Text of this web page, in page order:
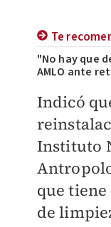
Te
"No hay que
AMLO ante
Indicó
Instituto
que
de